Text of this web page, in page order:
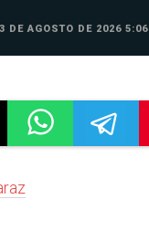
3 DE AGOSTO DE 2026 5:06